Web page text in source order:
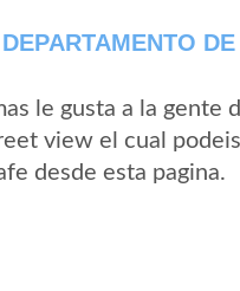
le gusta a la gente
view el cual
desde esta pagina.